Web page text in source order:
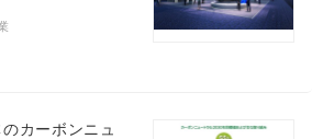
カーボンニュ